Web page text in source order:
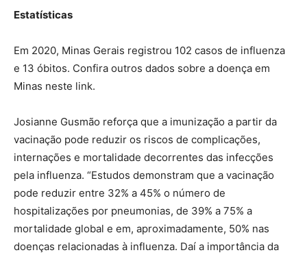
Estatísticas
Em 2020, Minas Gerais registrou 102 casos de influenza
e 13 óbitos. Confira outros dados sobre a doença em
Minas neste link.
Josianne Gusmão reforça que a imunização a partir da
vacinação pode reduzir os riscos de complicações,
internações e mortalidade decorrentes das infecções
pela influenza. “Estudos demonstram que a vacinação
pode reduzir entre 32% a 45% o número de
hospitalizações por pneumonias, de 39% a 75% a
mortalidade global e em, aproximadamente, 50% nas
doenças relacionadas à influenza. Daí a importância da